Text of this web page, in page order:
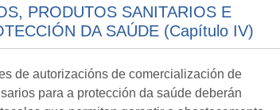
PRODUTOS SANITARIOS E
DA SAÚDE (Capítulo IV)
de autorizacións de comercialización de
para a protección da saúde deberán